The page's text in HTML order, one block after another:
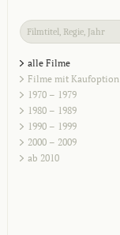
alle Filme
Filme mit Kaufoption
1970 – 1979
1980 – 1989
1990 – 1999
2000 – 2009
ab 2010